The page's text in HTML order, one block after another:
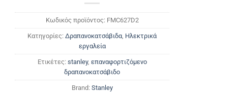
Κωδικός προϊόντος: FMC627D2
Κατηγορίες:Δραπανοκατσάβιδα, Ηλεκτρικά
εργαλεία
Ετικέτες: stanley, επαναφορτιζόμενο
δραπανοκατσάβιδο
Brand: Stanley